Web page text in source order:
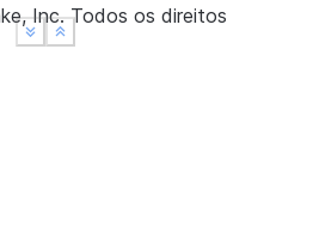
Show less
See moreShow less
See more
Inc.Todos os direitos